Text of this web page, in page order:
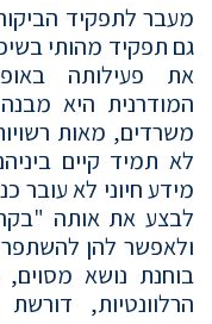
מעבר לתפקיד
גם תפקיד מהותי
את פעילותה
המודרנית היא
משרדים, מאות
לא תמיד קיים
מידע חיוני לא עובר
לבצע את אותה
ולאפשר להן
בוחנת נושא
הרלוונטיות,